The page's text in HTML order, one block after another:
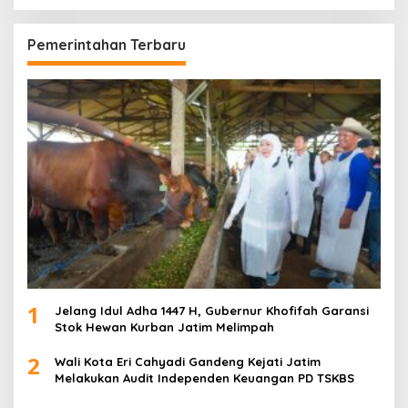
Pemerintahan Terbaru
1
Jelang Idul Adha 1447 H, Gubernur Khofifah Garansi
Stok Hewan Kurban Jatim Melimpah
2
Wali Kota Eri Cahyadi Gandeng Kejati Jatim
Melakukan Audit Independen Keuangan PD TSKBS